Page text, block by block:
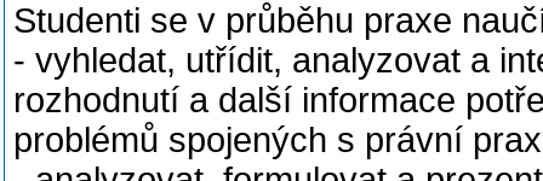
Studenti se v průběhu praxe
- vyhledat, utřídit, analyzovat a
rozhodnutí a další informace
problémů spojených s právní